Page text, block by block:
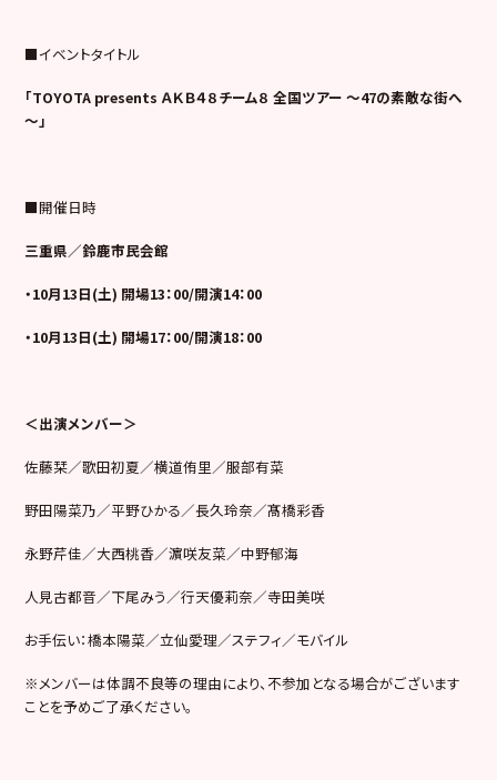
■イベントタイトル
「TOYOTA presents ＡＫＢ４８チーム８ 全国ツアー ～47の素敵な街へ
～」
■開催日時
三重県／鈴鹿市民会館
・10月13日(土) 開場13：00/開演14：00
・10月13日(土) 開場17：00/開演18：00
＜出演メンバー＞
佐藤栞／歌田初夏／横道侑里／服部有菜
野田陽菜乃／平野ひかる／長久玲奈／髙橋彩香
永野芹佳／大西桃香／濵咲友菜／中野郁海
人見古都音／下尾みう／行天優莉奈／寺田美咲
お手伝い：橋本陽菜／立仙愛理／ステフィ／モバイル
※メンバーは体調不良等の理由により、不参加となる場合がございます
ことを予めご了承ください。